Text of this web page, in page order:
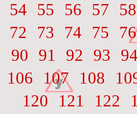
54
55 56 57 58
72
73 74 75 76
90
91 92 93 94
106
107 108
120
121 122